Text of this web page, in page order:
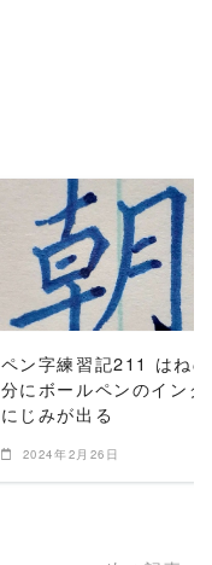
READ MORE
ペン字練習記211 はね
分にボールペンのインク
にじみが出る
2024年2月26日